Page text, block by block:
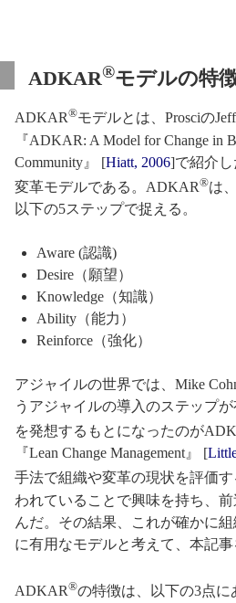
ADKAR®モデルの特
ADKAR®モデルとは、Prosciの
『ADKAR: A Model for Change in
Community』 [Hiatt, 2006]で紹介
変革モデルである。ADKAR®は
以下の5ステップで捉える。
Aware (認識)
Desire（願望）
Knowledge（知識）
Ability（能力）
Reinforce（強化）
アジャイルの世界では、Mike
うアジャイルの導入のステップ
を発想するもとになったのが
『Lean Change Management』 [
手法で組織や変革の現状を評価
われていることで興味を持ち、
んだ。その結果、これが確かに
に有用なモデルと考えて、本記事
ADKAR®の特徴は、以下の3点